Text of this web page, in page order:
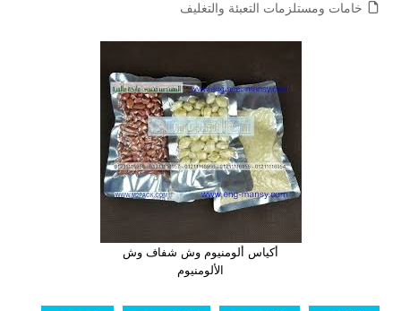
خامات ومستلزمات التعبئة والتغليف
أكياس ألومنيوم وش شفاف وش
الألومنيوم